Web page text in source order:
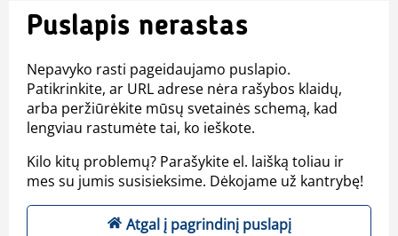
Puslapis nerastas
Nepavyko rasti pageidaujamo puslapio.
Patikrinkite, ar URL adrese nėra rašybos klaidų,
arba peržiūrėkite mūsų svetainės schemą, kad
lengviau rastumėte tai, ko ieškote.
Kilo kitų problemų? Parašykite el. laišką toliau ir
mes su jumis susisieksime. Dėkojame už kantrybę!
Atgal į pagrindinį puslapį